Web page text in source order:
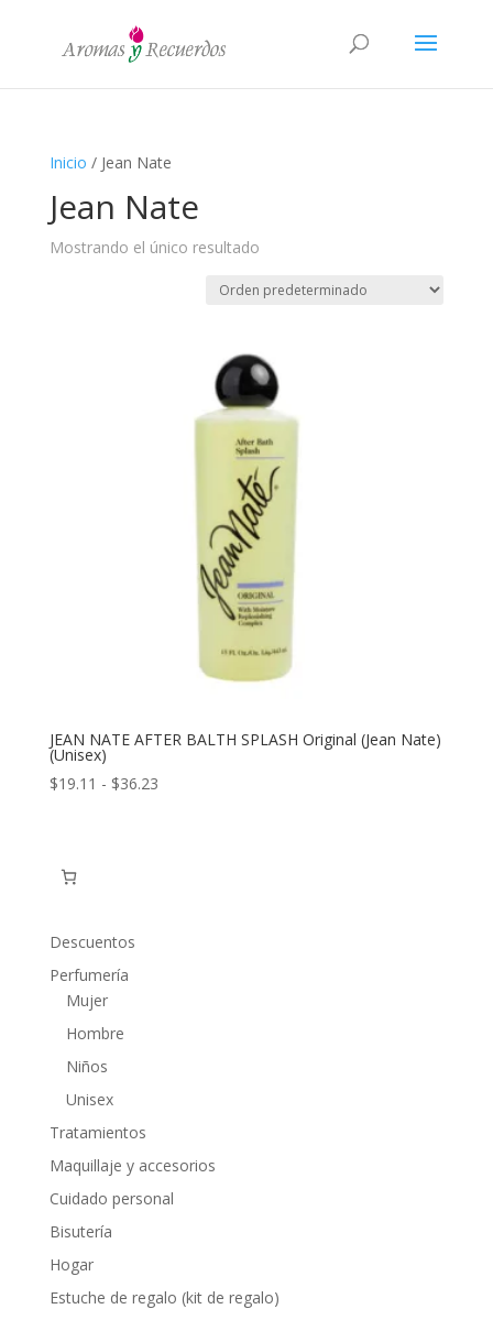
Inicio / Jean Nate
Jean Nate
Mostrando el único resultado
JEAN NATE AFTER BALTH SPLASH Original (Jean Nate)
(Unisex)
$19.11 - $36.23Rango
Descuentos
Perfumería
Mujer
Hombre
Niños
Unisex
Tratamientos
Maquillaje y accesorios
Cuidado personal
Bisutería
Hogar
Estuche de regalo (kit de regalo)